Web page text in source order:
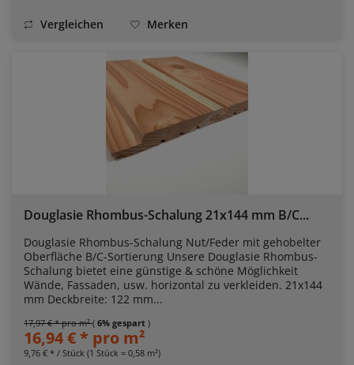
Vergleichen Merken
Douglasie Rhombus-Schalung 21x144 mm B/C...
Douglasie Rhombus-Schalung Nut/Feder mit gehobelter
Oberfläche B/C-Sortierung Unsere Douglasie Rhombus-
Schalung bietet eine günstige & schöne Möglichkeit
Wände, Fassaden, usw. horizontal zu verkleiden. 21x144
mm Deckbreite: 122 mm...
17,97 € * pro m²( 6% gespart )
16,94 € * pro m²
9,76 € * / Stück (1 Stück = 0,58 m²)